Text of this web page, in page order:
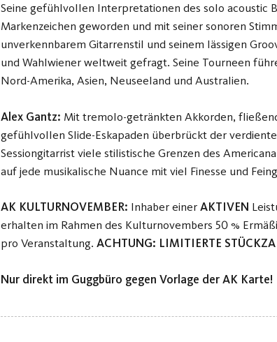
Seine gefühlvollen Interpretationen des solo acoustic
Markenzeichen geworden und mit seiner sonoren
unverkennbarem Gitarrenstil und seinem lässigen
und Wahlwiener weltweit gefragt. Seine Tourneen
Nord-Amerika, Asien, Neuseeland und Australien.
Alex Gantz: Mit tremolo-getränkten Akkorden,
gefühlvollen Slide-Eskapaden überbrückt der
Sessiongitarrist viele stilistische Grenzen des
auf jede musikalische Nuance mit viel Finesse und
AK KULTURNOVEMBER: Inhaber einerAKTIVEN
erhalten im Rahmen des Kulturnovembers 50 %
pro Veranstaltung.ACHTUNG: LIMITIERTE
Nur direkt im Guggbüro gegen Vorlage der AK Karte!